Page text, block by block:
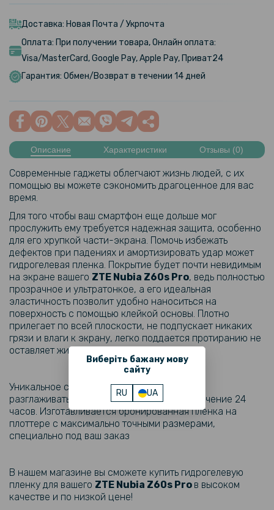
Виберіть бажану мову
сайту
RU UA
Чехол книжка New Leather Case для ZTE nubia Z50S Pro
297 грн
349 грн
Чехол - книжка Velvet Leather Case для ZTE Nubia Z60S Pro
649 грн
Противоударный чехол накладка Metal Glass для ZTE nubia Z60S
79 грн
Защитное стекло Tempered Glass 0.3mm для ZTE nubia Z50S Pro,
Transparent
79 грн
119 грн
Защитное стекло Tempered Glass 0.3mm для ZTE Blade A73 5G,
Transparent
143 грн
179 грн
Защитное стекло 3D Tempered Glass Full Screen для ZTE Nubia
135 грн
169 грн
199 грн
Доставка: Новая Почта / Укрпочта
Оплата: При получении товара, Онлайн оплата:
Visa/MasterCard, Google Pay, Apple Pay, Приват24
Гарантия: Обмен/Возврат в течении 14 дней
Описание Характеристики Отзывы (0)
Современные гаджеты облегчают жизнь людей, с их
помощью вы можете сэкономить драгоценное для вас
время.
Для того чтобы ваш смартфон еще дольше мог
прослужить ему требуется надежная защита, особенно
для его хрупкой части-экрана. Помочь избежать
дефектов при падениях и амортизировать удар может
гидрогелевая пленка. Покрытие будет почти невидимым
на экране вашего ZTE Nubia Z60s Pro, ведь полностью
прозрачное и ультратонкое, а его идеальная
эластичность позволит удобно наноситься на
поверхность с помощью клейкой основы. Плотно
прилегает по всей плоскости, не подпускает никаких
грязи и влаги к экрану, легко поддается протиранию не
оставляет жирных разводов.
Уникальное свойство материала позволяет
разглаживаться после мелких царапин в течение 24
часов. Изготавливается бронированная пленка на
плоттере с максимально точными размерами,
специально под ваш заказ
В нашем магазине вы сможете купить гидрогелевую
пленку для вашего ZTE Nubia Z60s Pro​​​ в высоком
качестве и по низкой цене!